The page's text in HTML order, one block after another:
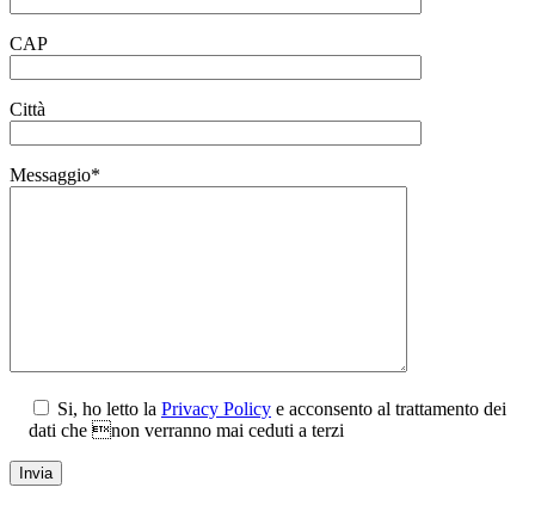
CAP
Città
Messaggio*
Si, ho letto la Privacy Policy e acconsento al trattamento dei
dati che non verranno mai ceduti a terzi